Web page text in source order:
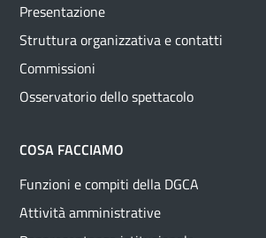
Presentazione
Struttura organizzativa e contatti
Commissioni
Osservatorio dello spettacolo
COSA FACCIAMO
Funzioni e compiti della DGCA
Attività amministrative